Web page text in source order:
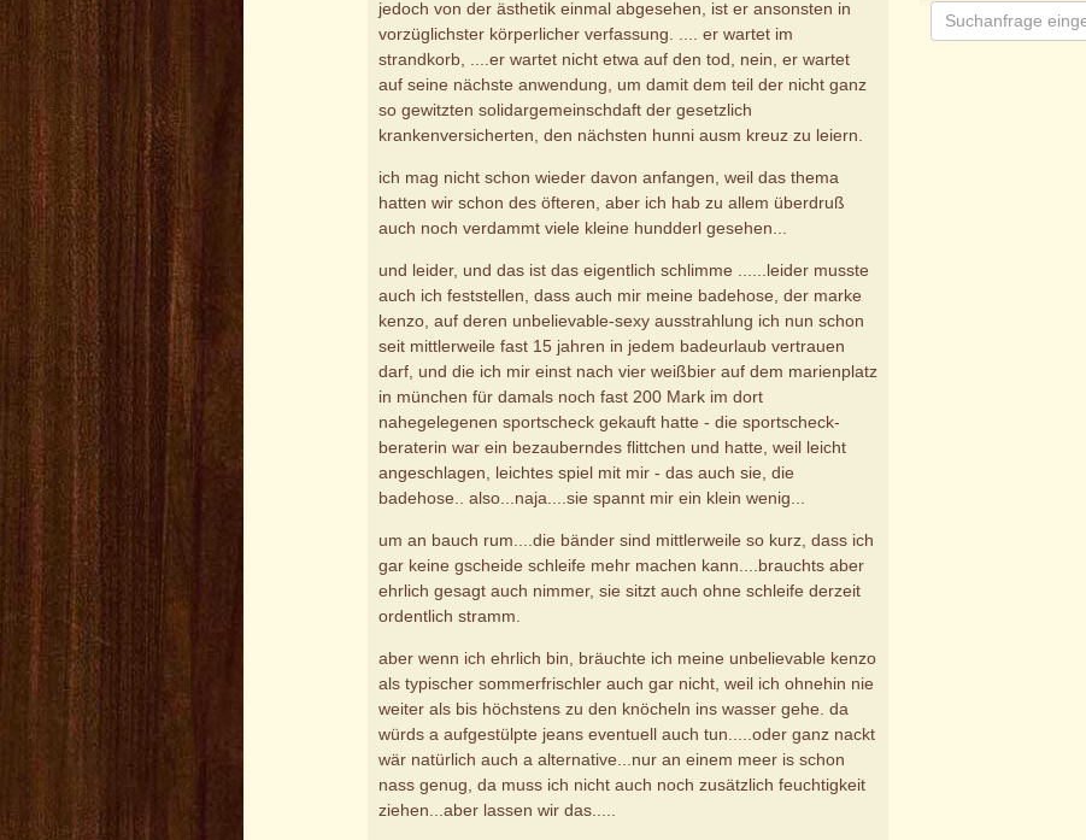
jedoch von der ästhetik einmal abgesehen, ist er ansonsten in
vorzüglichster körperlicher verfassung. .... er wartet im
strandkorb, ....er wartet nicht etwa auf den tod, nein, er wartet
auf seine nächste anwendung, um damit dem teil der nicht ganz
so gewitzten solidargemeinschdaft der gesetzlich
krankenversicherten, den nächsten hunni ausm kreuz zu leiern.
ich mag nicht schon wieder davon anfangen, weil das thema
hatten wir schon des öfteren, aber ich hab zu allem überdruß
auch noch verdammt viele kleine hundderl gesehen...
und leider, und das ist das eigentlich schlimme ......leider musste
auch ich feststellen, dass auch mir meine badehose, der marke
kenzo, auf deren unbelievable-sexy ausstrahlung ich nun schon
seit mittlerweile fast 15 jahren in jedem badeurlaub vertrauen
darf, und die ich mir einst nach vier weißbier auf dem marienplatz
in münchen für damals noch fast 200 Mark im dort
nahegelegenen sportscheck gekauft hatte - die sportscheck-
beraterin war ein bezauberndes flittchen und hatte, weil leicht
angeschlagen, leichtes spiel mit mir - das auch sie, die
badehose.. also...naja....sie spannt mir ein klein wenig...
um an bauch rum....die bänder sind mittlerweile so kurz, dass ich
gar keine gscheide schleife mehr machen kann....brauchts aber
ehrlich gesagt auch nimmer, sie sitzt auch ohne schleife derzeit
ordentlich stramm.
aber wenn ich ehrlich bin, bräuchte ich meine unbelievable kenzo
als typischer sommerfrischler auch gar nicht, weil ich ohnehin nie
weiter als bis höchstens zu den knöcheln ins wasser gehe. da
würds a aufgestülpte jeans eventuell auch tun.....oder ganz nackt
wär natürlich auch a alternative...nur an einem meer is schon
nass genug, da muss ich nicht auch noch zusätzlich feuchtigkeit
ziehen...aber lassen wir das.....